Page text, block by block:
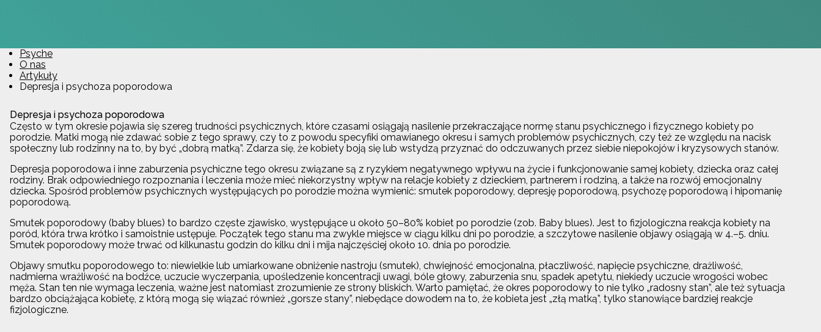
Psyche
O nas
Artykuły
Depresja i psychoza poporodowa
Depresja i psychoza poporodowa
Często w tym okresie pojawia się szereg trudności psychicznych, które czasami osiągają nasilenie przekraczające normę stanu psychicznego i fizycznego kobiety po
porodzie. Matki mogą nie zdawać sobie z tego sprawy, czy to z powodu specyfiki omawianego okresu i samych problemów psychicznych, czy też ze względu na nacisk
społeczny lub rodzinny na to, by być „dobrą matką”. Zdarza się, że kobiety boją się lub wstydzą przyznać do odczuwanych przez siebie niepokojów i kryzysowych stanów.
Depresja poporodowa i inne zaburzenia psychiczne tego okresu związane są z ryzykiem negatywnego wpływu na życie i funkcjonowanie samej kobiety, dziecka oraz całej
rodziny. Brak odpowiedniego rozpoznania i leczenia może mieć niekorzystny wpływ na relacje kobiety z dzieckiem, partnerem i rodziną, a także na rozwój emocjonalny
dziecka. Spośród problemów psychicznych występujących po porodzie można wymienić: smutek poporodowy, depresję poporodową, psychozę poporodową i hipomanię
poporodową.
Smutek poporodowy (baby blues) to bardzo częste zjawisko, występujące u około 50–80% kobiet po porodzie (zob. Baby blues). Jest to fizjologiczna reakcja kobiety na
poród, która trwa krótko i samoistnie ustępuje. Początek tego stanu ma zwykle miejsce w ciągu kilku dni po porodzie, a szczytowe nasilenie objawy osiągają w 4.–5. dniu.
Smutek poporodowy może trwać od kilkunastu godzin do kilku dni i mija najczęściej około 10. dnia po porodzie.
Objawy smutku poporodowego to: niewielkie lub umiarkowane obniżenie nastroju (smutek), chwiejność emocjonalna, płaczliwość, napięcie psychiczne, drażliwość,
nadmierna wrażliwość na bodźce, uczucie wyczerpania, upośledzenie koncentracji uwagi, bóle głowy, zaburzenia snu, spadek apetytu, niekiedy uczucie wrogości wobec
męża. Stan ten nie wymaga leczenia, ważne jest natomiast zrozumienie ze strony bliskich. Warto pamiętać, że okres poporodowy to nie tylko „radosny stan”, ale też sytuacja
bardzo obciążająca kobietę, z którą mogą się wiązać również „gorsze stany”, niebędące dowodem na to, że kobieta jest „złą matką”, tylko stanowiące bardziej reakcje
fizjologiczne.